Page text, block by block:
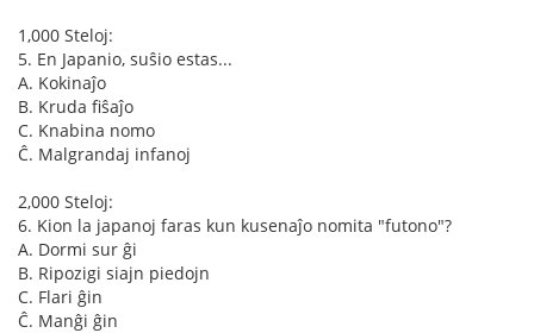
1,000 Steloj:
5. En Japanio, suŝio estas...
A. Kokinaĵo
B. Kruda fiŝaĵo
C. Knabina nomo
Ĉ. Malgrandaj infanoj
2,000 Steloj:
6. Kion la japanoj faras kun kusenaĵo nomita "futono"?
A. Dormi sur ĝi
B. Ripozigi siajn piedojn
C. Flari ĝin
Ĉ. Manĝi ĝin